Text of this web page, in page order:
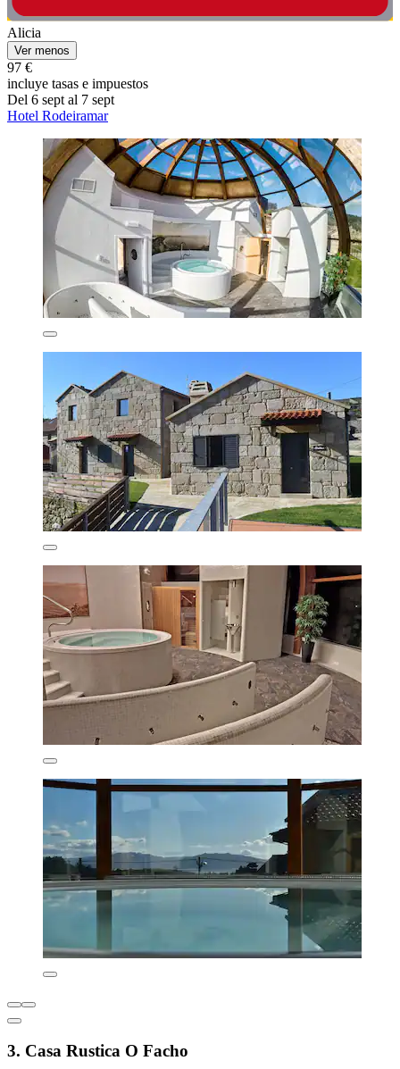
Alicia
Ver menos
97 €
incluye tasas e impuestos
Del 6 sept al 7 sept
Hotel Rodeiramar
3. Casa Rustica O Facho